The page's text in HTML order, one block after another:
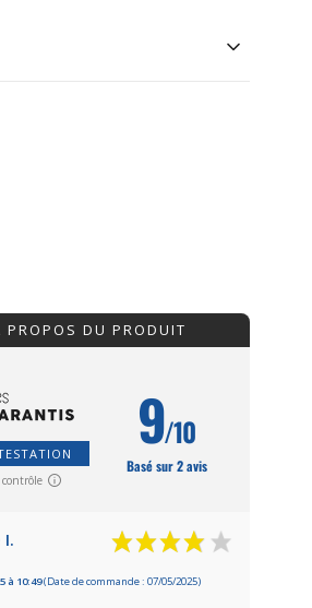
PROPOS DU PRODUIT
9/10
Basé sur 2 avis
I.
à 10:49(Date de commande : 07/05/2025)